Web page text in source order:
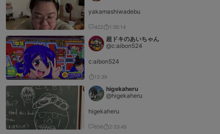
yakamashiwadebu
422 1:35:14
超ドキのあいちゃん
@c:aibon524
c:aibon524
12:39
higekaheru
@higekaheru
higekaheru
656 2:33:45